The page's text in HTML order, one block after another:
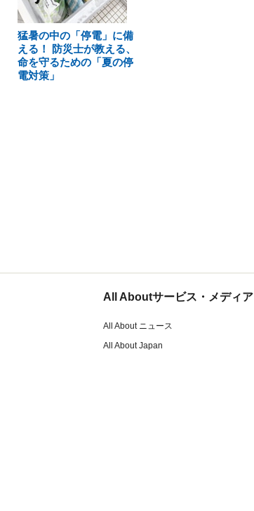
猛暑の中の「停電」に備
える！ 防災士が教える、
命を守るための「夏の停
電対策」
All Aboutサービス・メディア
All About ニュース
All About Japan